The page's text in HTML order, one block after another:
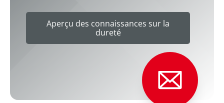
Aperçu des connaissances sur la
dureté